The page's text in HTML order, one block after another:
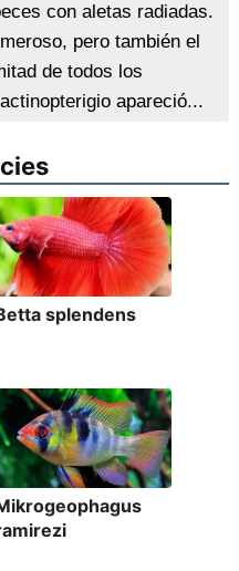
con aletas radiadas.
pero también el
de todos los
apareció...
splendens